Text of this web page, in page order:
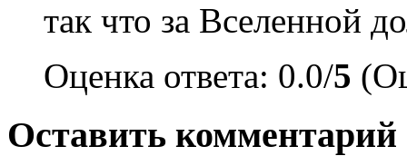
так что за Вселенной
Оценка ответа: 0.0/5
Оставить комментарий